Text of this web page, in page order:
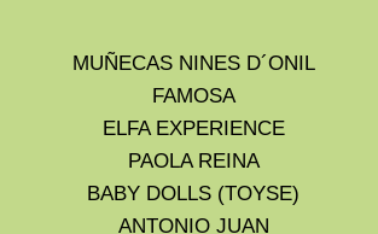
MUÑECAS NINES D´ONIL
FAMOSA
ELFA EXPERIENCE
PAOLA REINA
BABY DOLLS (TOYSE)
ANTONIO JUAN